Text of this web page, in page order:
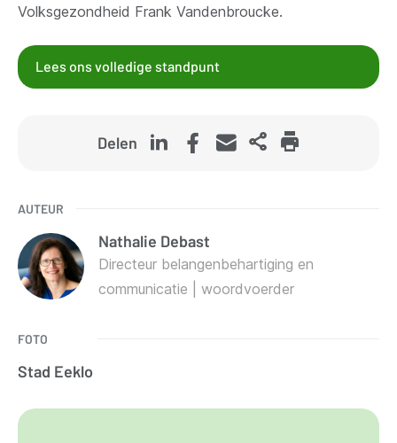
Volksgezondheid Frank Vandenbroucke.
Lees ons volledige standpunt
Delen
AUTEUR
Nathalie Debast
Directeur belangenbehartiging en
communicatie | woordvoerder
FOTO
Stad Eeklo